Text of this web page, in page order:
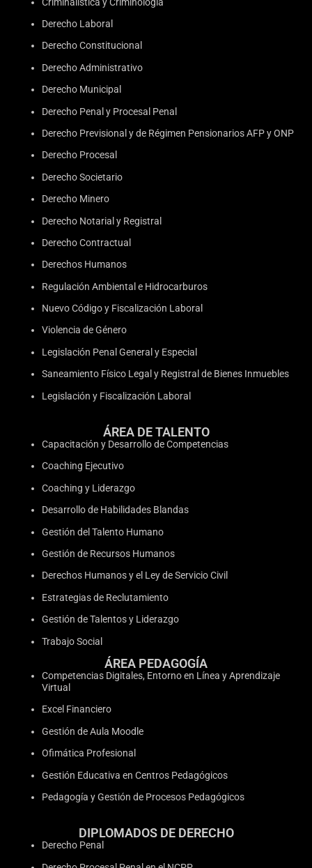
Derecho Laboral
Derecho Constitucional
Derecho Administrativo
Derecho Municipal
Derecho Penal y Procesal Penal
Derecho Previsional y de Régimen Pensionarios AFP y ONP
Derecho Procesal
Derecho Societario
Derecho Minero
Derecho Notarial y Registral
Derecho Contractual
Derechos Humanos
Regulación Ambiental e Hidrocarburos
Nuevo Código y Fiscalización Laboral
Violencia de Género
Legislación Penal General y Especial
Saneamiento Físico Legal y Registral de Bienes Inmuebles
Legislación y Fiscalización Laboral
ÁREA DE TALENTO
Capacitación y Desarrollo de Competencias
Coaching Ejecutivo
Coaching y Liderazgo
Desarrollo de Habilidades Blandas
Gestión del Talento Humano
Gestión de Recursos Humanos
Derechos Humanos y el Ley de Servicio Civil
Estrategias de Reclutamiento
Gestión de Talentos y Liderazgo
Trabajo Social
ÁREA PEDAGOGÍA
Competencias Digitales, Entorno en Línea y Aprendizaje
Virtual
Excel Financiero
Gestión de Aula Moodle
Ofimática Profesional
Gestión Educativa en Centros Pedagógicos
Pedagogía y Gestión de Procesos Pedagógicos
DIPLOMADOS DE DERECHO
Derecho Penal